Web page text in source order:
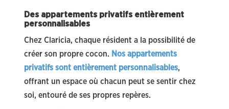
Des appartements privatifs entièrement
personnalisables
Chez Claricia, chaque résident a la possibilité de
créer son propre cocon. Nos appartements
privatifs sont entièrement personnalisables,
offrant un espace où chacun peut se sentir chez
soi, entouré de ses propres repères.